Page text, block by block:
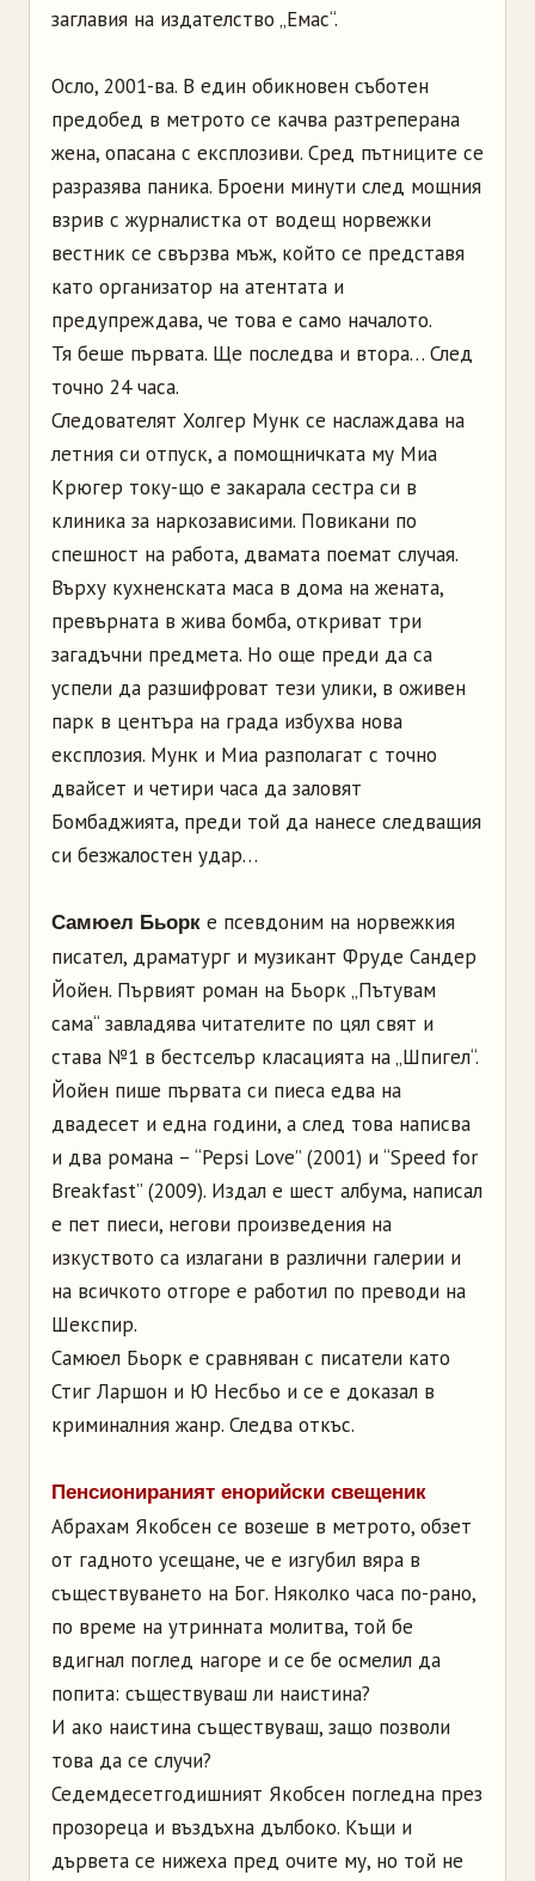
заглавия на издателство „Емас“.
Осло, 2001-ва. В един обикновен съботен
предобед в метрото се качва разтреперана
жена, опасана с експлозиви. Сред пътниците се
разразява паника. Броени минути след мощния
взрив с журналистка от водещ норвежки
вестник се свързва мъж, който се представя
като организатор на атентата и
предупреждава, че това е само началото.
Тя беше първата. Ще последва и втора… След
точно 24 часа.
Следователят Холгер Мунк се наслаждава на
летния си отпуск, а помощничката му Миа
Крюгер току-що е закарала сестра си в
клиника за наркозависими. Повикани по
спешност на работа, двамата поемат случая.
Върху кухненската маса в дома на жената,
превърната в жива бомба, откриват три
загадъчни предмета. Но още преди да са
успели да разшифроват тези улики, в оживен
парк в центъра на града избухва нова
експлозия. Мунк и Миа разполагат с точно
двайсет и четири часа да заловят
Бомбаджията, преди той да нанесе следващия
си безжалостен удар…
Самюел Бьорк е псевдоним на норвежкия
писател, драматург и музикант Фруде Сандер
Йойен. Първият роман на Бьорк „Пътувам
сама“ завладява читателите по цял свят и
става №1 в бестселър класацията на „Шпигел“.
Йойен пише първата си пиеса едва на
двадесет и една години, а след това написва
и два романа – “Pepsi Love” (2001) и “Speed for
Breakfast” (2009). Издал е шест албума, написал
е пет пиеси, негови произведения на
изкуството са излагани в различни галерии и
на всичкото отгоре е работил по преводи на
Шекспир.
Самюел Бьорк е сравняван с писатели като
Стиг Ларшон и Ю Несбьо и се е доказал в
криминалния жанр. Следва откъс.
Пенсионираният енорийски свещеник
Абрахам Якобсен се возеше в метрото, обзет
от гадното усещане, че е изгубил вяра в
съществуването на Бог. Няколко часа по-рано,
по време на утринната молитва, той бе
вдигнал поглед нагоре и се бе осмелил да
попита: съществуваш ли наистина?
И ако наистина съществуваш, защо позволи
това да се случи?
Седемдесетгодишният Якобсен погледна през
прозореца и въздъхна дълбоко. Къщи и
дървета се нижеха пред очите му, но той не